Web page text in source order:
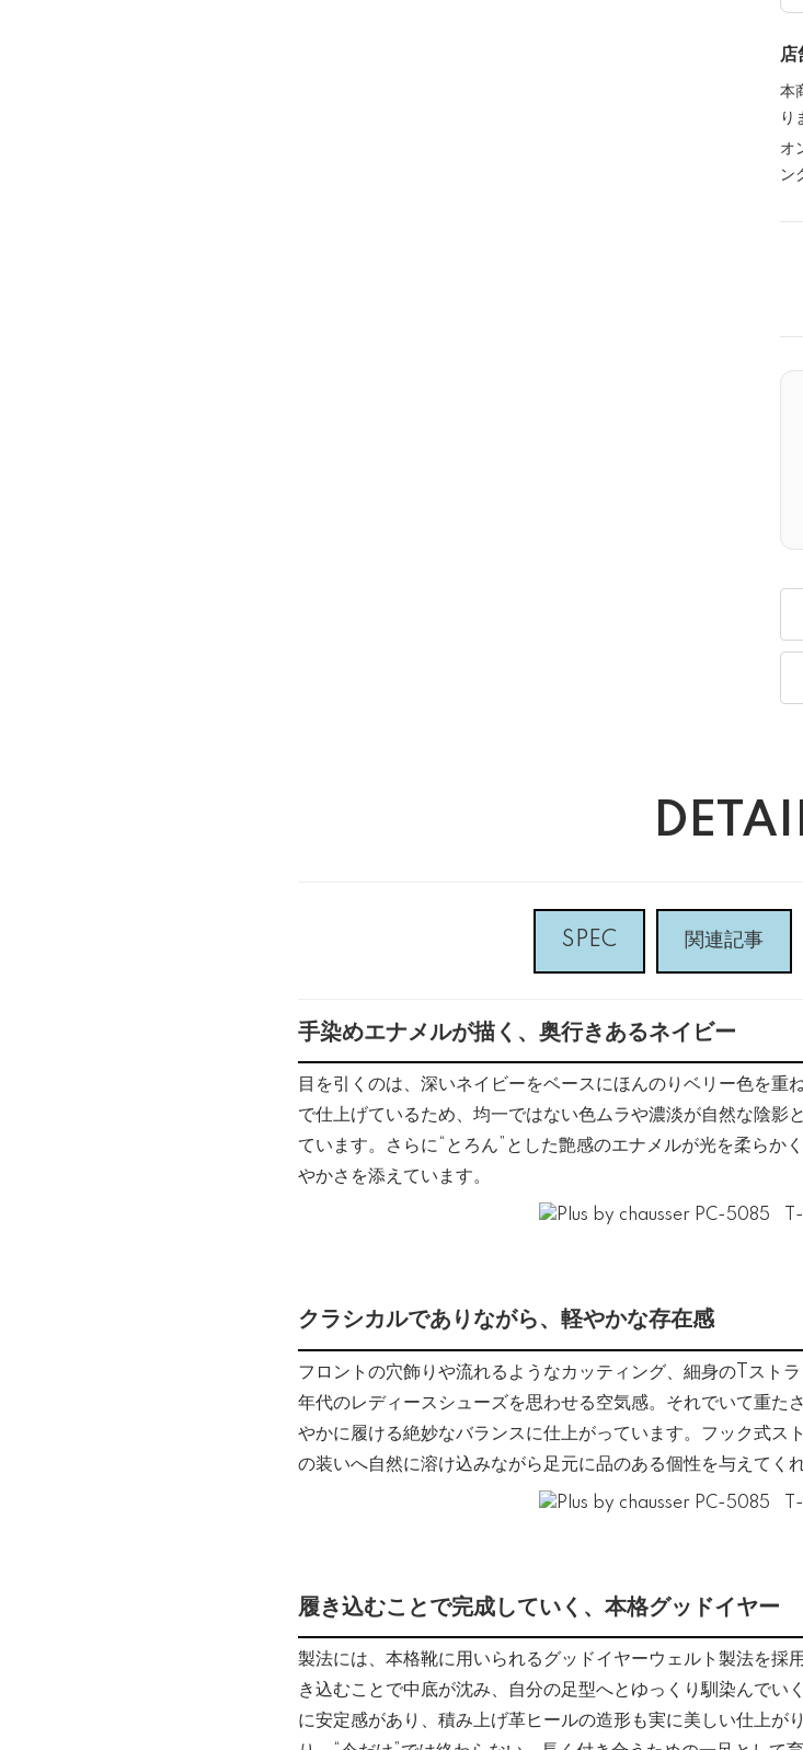
店
本
り
オ
ン
SPEC 関連記事
手染めエナメルが描く、奥行きあるネイビー
目を引くのは、深いネイビーをベースにほんのりベリー色を重
で仕上げているため、均一ではない色ムラや濃淡が自然な陰影
ています。さらに“とろん”とした艶感のエナメルが光を柔らか
やかさを添えています。
クラシカルでありながら、軽やかな存在感
フロントの穴飾りや流れるようなカッティング、細身のTス
年代のレディースシューズを思わせる空気感。それでいて重た
やかに履ける絶妙なバランスに仕上がっています。フック式ス
の装いへ自然に溶け込みながら足元に品のある個性を与えてくれ
履き込むことで完成していく、本格グッドイヤー
製法には、本格靴に用いられるグッドイヤーウェルト製法を採
き込むことで中底が沈み、自分の足型へとゆっくり馴染んで
に安定感があり、積み上げ革ヒールの造形も実に美しい仕上が